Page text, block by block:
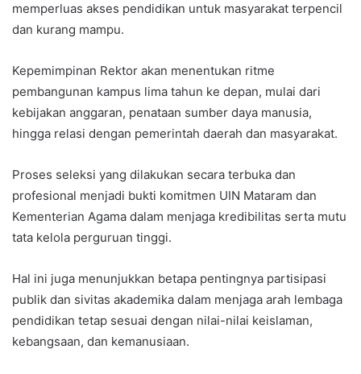
memperluas akses pendidikan untuk masyarakat terpencil
dan kurang mampu.
Kepemimpinan Rektor akan menentukan ritme
pembangunan kampus lima tahun ke depan, mulai dari
kebijakan anggaran, penataan sumber daya manusia,
hingga relasi dengan pemerintah daerah dan masyarakat.
Proses seleksi yang dilakukan secara terbuka dan
profesional menjadi bukti komitmen UIN Mataram dan
Kementerian Agama dalam menjaga kredibilitas serta mutu
tata kelola perguruan tinggi.
Hal ini juga menunjukkan betapa pentingnya partisipasi
publik dan sivitas akademika dalam menjaga arah lembaga
pendidikan tetap sesuai dengan nilai-nilai keislaman,
kebangsaan, dan kemanusiaan.